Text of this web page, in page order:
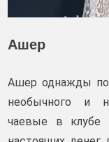
Ашер
Ашер однажды
необычного и
чаевые в клубе